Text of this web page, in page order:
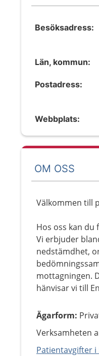
Besöksadress:
Län, kommun:
Postadress:
Webbplats:
OM OSS
Välkommen till
Hos oss kan du
Vi erbjuder
nedstämdhet,
mottagningen.
hänvisar vi till
Ägarform:
Verksamheten
Patientavgifter i